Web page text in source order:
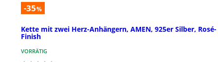
-35%
Kette mit zwei Herz-Anhängern, AMEN, 925er Silber, Rosé-
Finish
VORRÄTIG